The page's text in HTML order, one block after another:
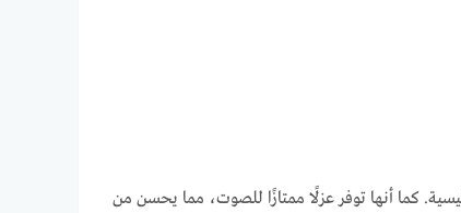
كما أنها توفر عزلًا ممتازًا للصوت، مما يحسن من